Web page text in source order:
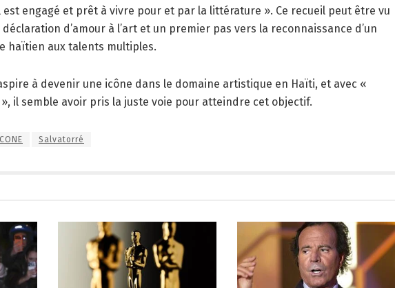
engagé et prêt à vivre pour et par la littérature ». Ce recueil peut être vu
d’amour à l’art et un premier pas vers la reconnaissance d’un
haïtien aux talents multiples.
à devenir une icône dans le domaine artistique en Haïti, et avec «
», il semble avoir pris la juste voie pour atteindre cet objectif.
Salvatorré